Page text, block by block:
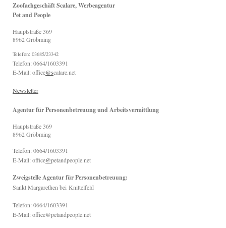
Zoofachgeschäft Scalare, Werbeagentur
Pet and People
Hauptstraße369
8962Gröbming
Telefon: 03685/23342
Telefon: 0664/1603391
E-Mail: office@scalare.net
Newsletter
Agentur für Personenbetreuung und Arbeitsvermittlung
Hauptstraße369
8962Gröbming
Telefon: 0664/1603391
E-Mail: office@petandpeople.net
Zweigstelle Agentur für Personenbetreuung:
Sankt Margarethen bei Knittelfeld
Telefon: 0664/1603391
E-Mail: office@petandpeople.net